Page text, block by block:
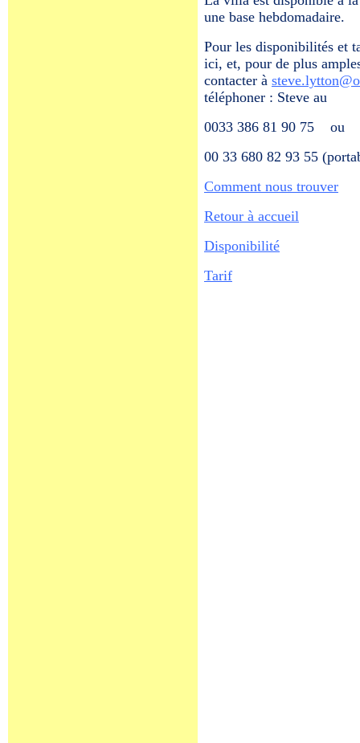
une base hebdomadaire.
Pour les disponibilités et
ici, et, pour de plus
contacter à
téléphoner : Steve au
0033 386 81 90 75
ou
00 33 680 82 93 55
Comment nous trouver
Retour à accueil
Disponibilité
Tarif